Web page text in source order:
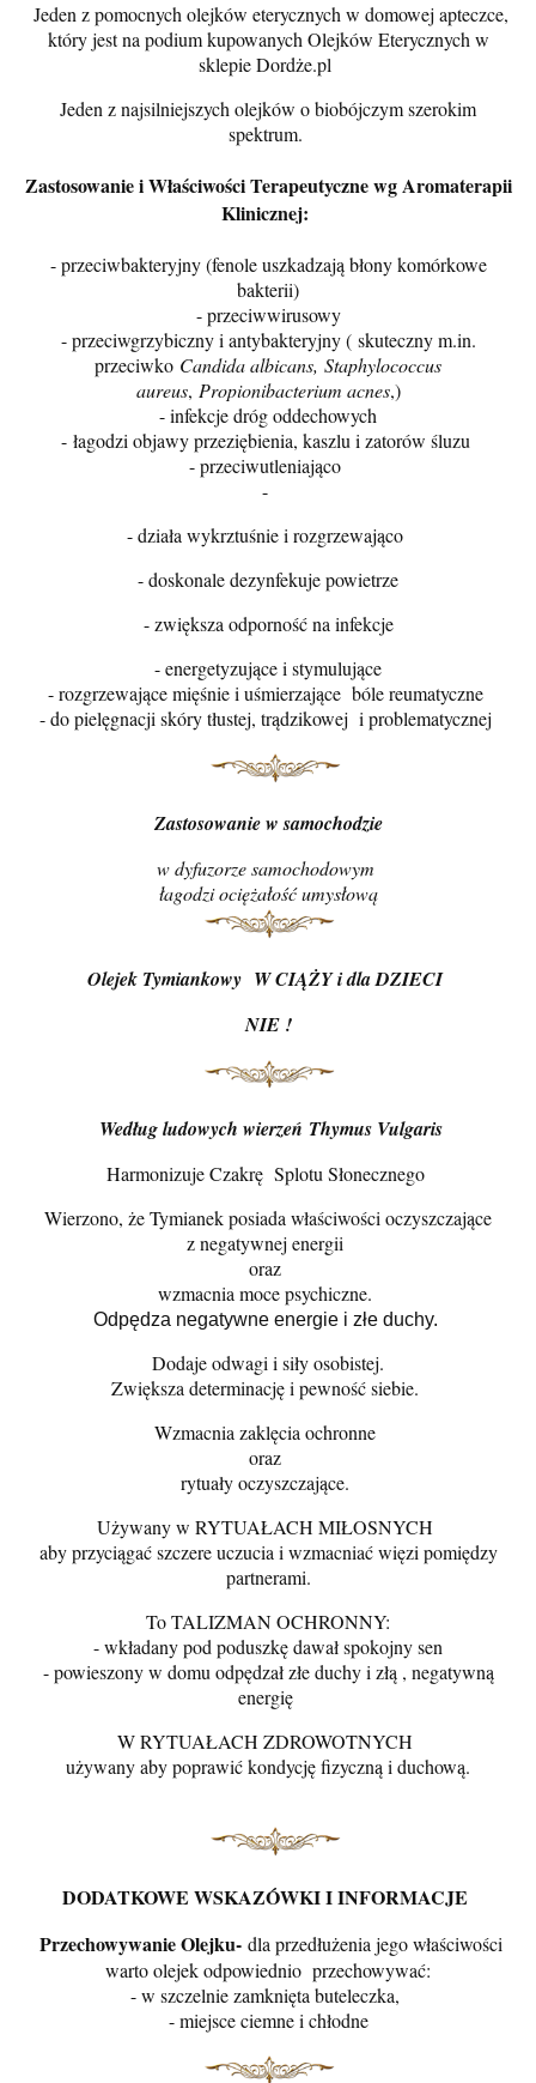
Jeden z pomocnych olejków eterycznych w domowej apteczce,
który jest na podium kupowanych Olejków Eterycznych w
sklepie Dordże.pl
Jeden z najsilniejszych olejków o biobójczym szerokim
spektrum.
Zastosowanie i Właściwości Terapeutyczne wg Aromaterapii
Klinicznej:
- przeciwbakteryjny (fenole uszkadzają błony komórkowe
bakterii)
- przeciwwirusowy
- przeciwgrzybiczny i antybakteryjny ( skuteczny m.in.
przeciwko Candida albicans, Staphylococcus
aureus, Propionibacterium acnes,)
- infekcje dróg oddechowych
- łagodzi objawy przeziębienia, kaszlu i zatorów śluzu
- przeciwutleniająco
-
- działa wykrztuśnie i rozgrzewająco
- doskonale dezynfekuje powietrze
- zwiększa odporność na infekcje
- energetyzujące i stymulujące
- rozgrzewające mięśnie i uśmierzające bóle reumatyczne
- do pielęgnacji skóry tłustej, trądzikowej i problematycznej
Zastosowanie w samochodzie
w dyfuzorze samochodowym
łagodzi ociężałość umysłową
Olejek Tymiankowy W CIĄŻY i dla DZIECI
NIE !
Według ludowych wierzeń Thymus Vulgaris
Harmonizuje Czakrę Splotu Słonecznego
Wierzono, że Tymianek posiada właściwości oczyszczające
z negatywnej energii
oraz
wzmacnia moce psychiczne.
Odpędza negatywne energie i złe duchy.
Dodaje odwagi i siły osobistej.
Zwiększa determinację i pewność siebie.
Wzmacnia zaklęcia ochronne
oraz
rytuały oczyszczające.
Używany w RYTUAŁACH MIŁOSNYCH
aby przyciągać szczere uczucia i wzmacniać więzi pomiędzy
partnerami.
To TALIZMAN OCHRONNY:
- wkładany pod poduszkę dawał spokojny sen
- powieszony w domu odpędzał złe duchy i złą , negatywną
energię
W RYTUAŁACH ZDROWOTNYCH
używany aby poprawić kondycję fizyczną i duchową.
DODATKOWE WSKAZÓWKI I INFORMACJE
Przechowywanie Olejku- dla przedłużenia jego właściwości
warto olejek odpowiednio przechowywać:
- w szczelnie zamknięta buteleczka,
- miejsce ciemne i chłodne